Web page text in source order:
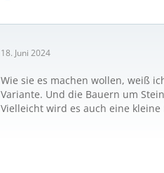
18. Juni 2024
Wie sie es machen wollen, weiß
Variante. Und die Bauern um
Vielleicht wird es auch eine